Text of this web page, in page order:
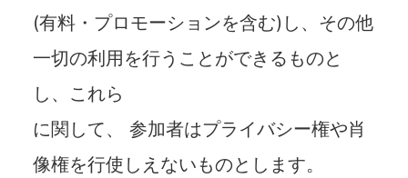
(有料・プロモーションを含む)し、その他
一切の利用を行うことができるものと
し、これら
に関して、 参加者はプライバシー権や肖
像権を行使しえないものとします。